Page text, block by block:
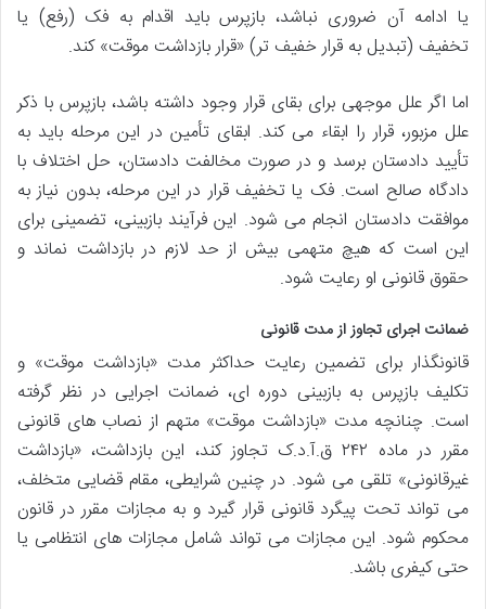
یا ادامه آن ضروری نباشد، بازپرس باید اقدام به فک (رفع) یا
تخفیف (تبدیل به قرار خفیف تر) «قرار بازداشت موقت» کند.
اما اگر علل موجهی برای بقای قرار وجود داشته باشد، بازپرس با ذکر
علل مزبور، قرار را ابقاء می کند. ابقای تأمین در این مرحله باید به
تأیید دادستان برسد و در صورت مخالفت دادستان، حل اختلاف با
دادگاه صالح است. فک یا تخفیف قرار در این مرحله، بدون نیاز به
موافقت دادستان انجام می شود. این فرآیند بازبینی، تضمینی برای
این است که هیچ متهمی بیش از حد لازم در بازداشت نماند و
حقوق قانونی او رعایت شود.
ضمانت اجرای تجاوز از مدت قانونی
قانونگذار برای تضمین رعایت حداکثر مدت «بازداشت موقت» و
تکلیف بازپرس به بازبینی دوره ای، ضمانت اجرایی در نظر گرفته
است. چنانچه مدت «بازداشت موقت» متهم از نصاب های قانونی
مقرر در ماده ۲۴۲ ق.آ.د.ک تجاوز کند، این بازداشت، «بازداشت
غیرقانونی» تلقی می شود. در چنین شرایطی، مقام قضایی متخلف،
می تواند تحت پیگرد قانونی قرار گیرد و به مجازات مقرر در قانون
محکوم شود. این مجازات می تواند شامل مجازات های انتظامی یا
حتی کیفری باشد.